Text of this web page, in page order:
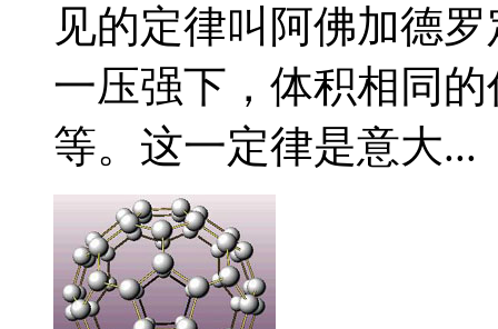
见的定律叫阿佛加德
一压强下，体积相同
等。这一定律是意大...